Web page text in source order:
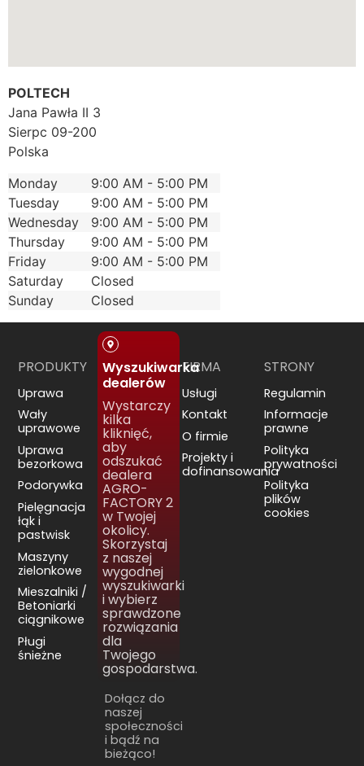
POLTECH
Jana Pawła II 3
Sierpc 09-200
Polska
Monday
9:00 AM - 5:00 PM
Tuesday
9:00 AM - 5:00 PM
Wednesday
9:00 AM - 5:00 PM
Thursday
9:00 AM - 5:00 PM
Friday
9:00 AM - 5:00 PM
Saturday
Closed
Sunday
Closed
FIRMA
Usługi
Kontakt
O firmie
Projekty i
dofinansowania
STRONY
Regulamin
Informacje
prawne
Polityka
prywatności
Polityka
plików
cookies
PRODUKTY
Uprawa
Wały
uprawowe
Uprawa
bezorkowa
Podorywka
Pielęgnacja
łąk i
pastwisk
Maszyny
zielonkowe
Mieszalniki /
Betoniarki
ciągnikowe
Pługi
śnieżne
Wyszukiwarka
dealerów
Wystarczy
kilka
kliknięć,
aby
odszukać
dealera
AGRO-
FACTORY 2
w Twojej
okolicy.
Skorzystaj
z naszej
wygodnej
wyszukiwarki
i wybierz
sprawdzone
rozwiązania
dla
Twojego
gospodarstwa.
Dołącz do
naszej
społeczności
i bądź na
bieżąco!